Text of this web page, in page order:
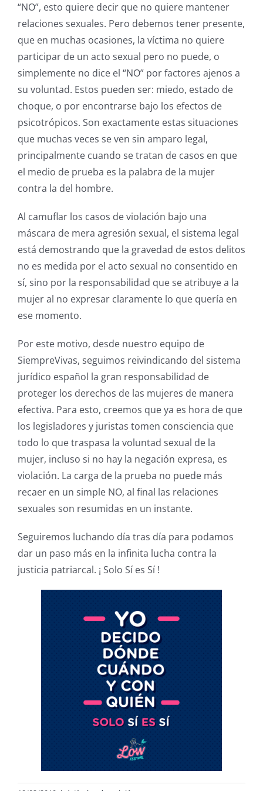
“NO”, esto quiere decir que no quiere mantener
relaciones sexuales. Pero debemos tener presente,
que en muchas ocasiones, la víctima no quiere
participar de un acto sexual pero no puede, o
simplemente no dice el “NO” por factores ajenos a
su voluntad. Estos pueden ser: miedo, estado de
choque, o por encontrarse bajo los efectos de
psicotrópicos. Son exactamente estas situaciones
que muchas veces se ven sin amparo legal,
principalmente cuando se tratan de casos en que
el medio de prueba es la palabra de la mujer
contra la del hombre.
Al camuflar los casos de violación bajo una
máscara de mera agresión sexual, el sistema legal
está demostrando que la gravedad de estos delitos
no es medida por el acto sexual no consentido en
sí, sino por la responsabilidad que se atribuye a la
mujer al no expresar claramente lo que quería en
ese momento.
Por este motivo, desde nuestro equipo de
SiempreVivas, seguimos reivindicando del sistema
jurídico español la gran responsabilidad de
proteger los derechos de las mujeres de manera
efectiva. Para esto, creemos que ya es hora de que
los legisladores y juristas tomen consciencia que
todo lo que traspasa la voluntad sexual de la
mujer, incluso si no hay la negación expresa, es
violación. La carga de la prueba no puede más
recaer en un simple NO, al final las relaciones
sexuales son resumidas en un instante.
Seguiremos luchando día tras día para podamos
dar un paso más en la infinita lucha contra la
justicia patriarcal. ¡ Solo Sí es Sí !